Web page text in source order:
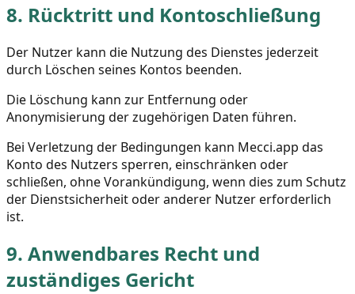
8. Rücktritt und Kontoschließung
Der Nutzer kann die Nutzung des Dienstes jederzeit
durch Löschen seines Kontos beenden.
Die Löschung kann zur Entfernung oder
Anonymisierung der zugehörigen Daten führen.
Bei Verletzung der Bedingungen kann Mecci.app das
Konto des Nutzers sperren, einschränken oder
schließen, ohne Vorankündigung, wenn dies zum Schutz
der Dienstsicherheit oder anderer Nutzer erforderlich
ist.
9. Anwendbares Recht und
zuständiges Gericht